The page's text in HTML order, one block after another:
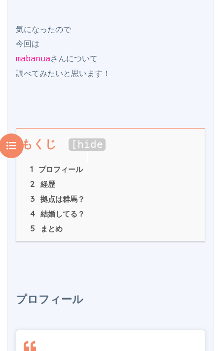
気になったので
mabanuaさんについて
もくじ [ hide
1 プロフィール
2 経歴
3 拠点は群馬？
4 結婚してる？
5 まとめ
プロフィール